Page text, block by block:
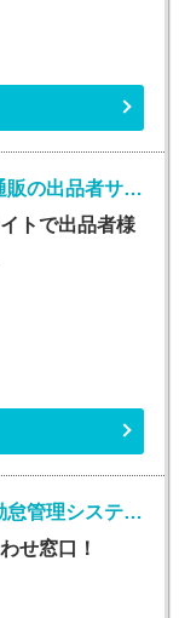
コールセンター・テレオペ（受信）(通販の出品者サポート（メール・チャット・電話）)
トで出品者様
コールセンター・テレオペ（受信）(勤怠管理システムヘルプデスク)
せ窓口！